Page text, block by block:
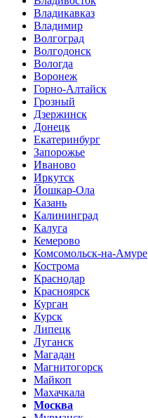
Владикавказ
Владимир
Волгоград
Волгодонск
Вологда
Воронеж
Горно-Алтайск
Грозный
Дзержинск
Донецк
Екатеринбург
Запорожье
Иваново
Иркутск
Йошкар-Ола
Казань
Калининград
Калуга
Кемерово
Комсомольск-на-Амуре
Кострома
Краснодар
Красноярск
Курган
Курск
Липецк
Луганск
Магадан
Магнитогорск
Майкоп
Махачкала
Москва